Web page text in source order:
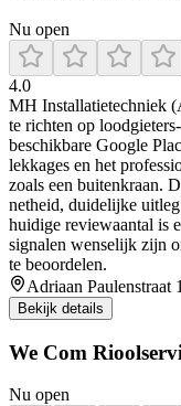
Nu open
4.0
MH Installatietechniek
te richten op
beschikbare Google
lekkages en het
zoals een buitenkraan.
netheid, duidelijke
huidige reviewaantal is
signalen wenselijk zijn
te beoordelen.
Adriaan
Bekijk details
We Com
Nu open